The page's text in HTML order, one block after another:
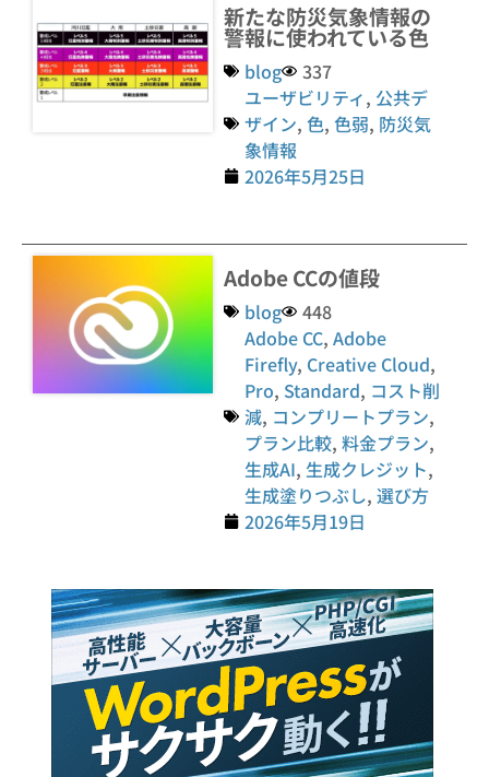
新たな防災気象情報の
警報に使われている色
blog
337
ユーザビリティ, 公共デ
ザイン,色,色弱, 防災気
象情報
2026年5月25日
Adobe CCの値段
blog
448
Adobe CC,Adobe
Firefly, Creative Cloud,
Pro, Standard, コスト削
減, コンプリートプラン,
プラン比較,料金プラン,
生成AI, 生成クレジット,
生成塗りつぶし,選び方
2026年5月19日